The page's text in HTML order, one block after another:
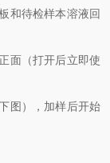
和待检样本溶液回
面（打开后立即使
图），加样后开始